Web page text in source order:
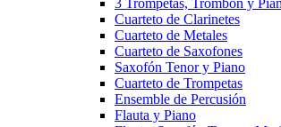
3 Trompetas, Trombón y
Cuarteto de Clarinetes
Cuarteto de Metales
Cuarteto de Saxofones
Saxofón Tenor y Piano
Cuarteto de Trompetas
Ensemble de Percusión
Flauta y Piano